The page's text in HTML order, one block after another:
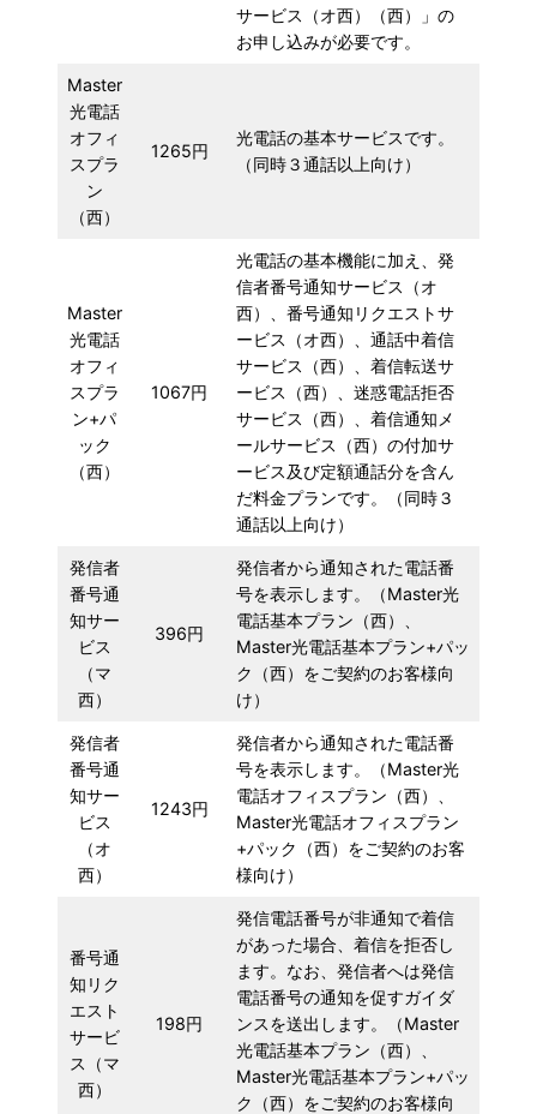
サービス（オ西）（西）」の
お申し込みが必要です。
Master
光電話
オフィ
スプラ
ン
（西）
1265円
光電話の基本サービスです。
（同時３通話以上向け）
Master
光電話
オフィ
スプラ
ン+パ
ック
（西）
1067円
光電話の基本機能に加え、発
信者番号通知サービス（オ
西）、番号通知リクエストサ
ービス（オ西）、通話中着信
サービス（西）、着信転送サ
ービス（西）、迷惑電話拒否
サービス（西）、着信通知メ
ールサービス（西）の付加サ
ービス及び定額通話分を含ん
だ料金プランです。（同時３
通話以上向け）
発信者
番号通
知サー
ビス
（マ
西）
396円
発信者から通知された電話番
号を表示します。（Master光
電話基本プラン（西）、
Master光電話基本プラン+パッ
ク（西）をご契約のお客様向
け）
発信者
番号通
知サー
ビス
（オ
西）
1243円
発信者から通知された電話番
号を表示します。（Master光
電話オフィスプラン（西）、
Master光電話オフィスプラン
+パック（西）をご契約のお客
様向け）
番号通
知リク
エスト
サービ
ス（マ
西）
198円
発信電話番号が非通知で着信
があった場合、着信を拒否し
ます。なお、発信者へは発信
電話番号の通知を促すガイダ
ンスを送出します。（Master
光電話基本プラン（西）、
Master光電話基本プラン+パッ
ク（西）をご契約のお客様向